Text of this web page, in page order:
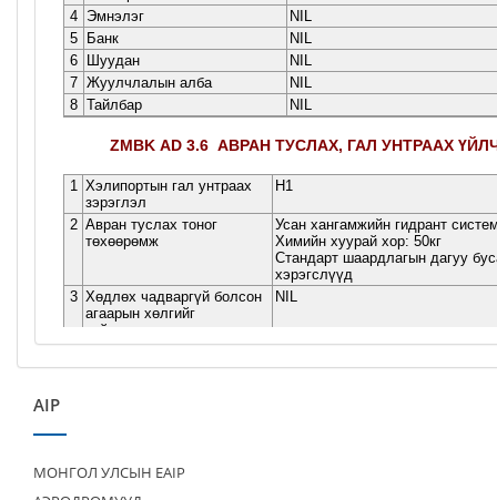
AIP
МОНГОЛ УЛСЫН EAIP